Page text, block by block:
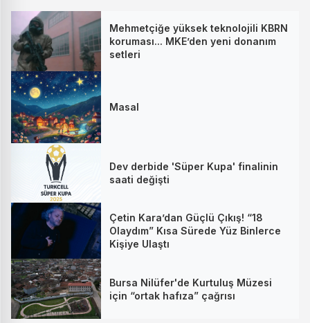
Mehmetçiğe yüksek teknolojili KBRN
koruması... MKE’den yeni donanım
setleri
Masal
Dev derbide 'Süper Kupa' finalinin
saati değişti
Çetin Kara’dan Güçlü Çıkış! “18
Olaydım” Kısa Sürede Yüz Binlerce
Kişiye Ulaştı
Bursa Nilüfer'de Kurtuluş Müzesi
için “ortak hafıza” çağrısı